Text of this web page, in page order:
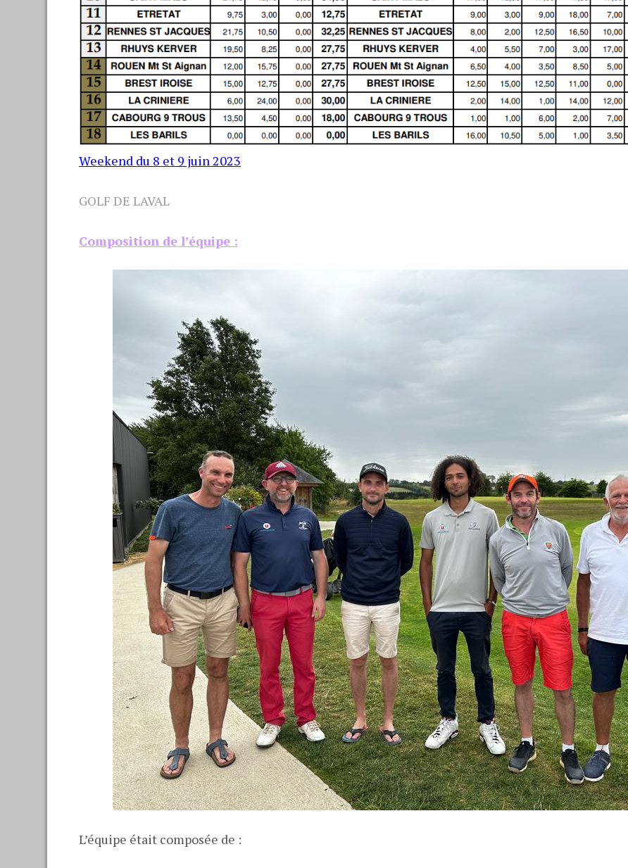
Weekend du 8 et 9 juin 2023
GOLF DE LAVAL
Composition de l’équipe :
L’équipe était composée de :